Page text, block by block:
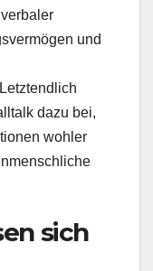
und
dazu bei,
wohler
sich